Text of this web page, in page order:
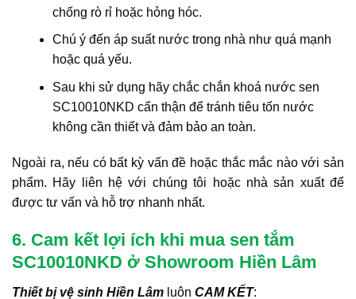
chống rò rỉ hoặc hỏng hóc.
Chú ý đến áp suất nước trong nhà như quá mạnh
hoặc quá yếu.
Sau khi sử dụng hãy chắc chắn khoá nước sen
SC10010NKD cẩn thận để tránh tiêu tốn nước
không cần thiết và đảm bảo an toàn.
Ngoài ra, nếu có bất kỳ vấn đề hoặc thắc mắc nào với sản
phẩm. Hãy liên hệ với chúng tôi hoặc nhà sản xuất để
được tư vấn và hỗ trợ nhanh nhất.
6. Cam kết lợi ích khi mua sen tắm
SC10010NKD ở Showroom Hiền Lâm
Thiết bị vệ sinh Hiền Lâm luôn CAM KẾT: